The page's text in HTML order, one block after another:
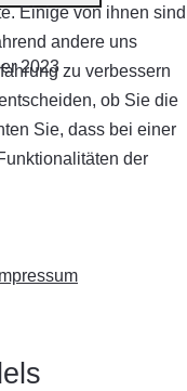
2023
Einige von ihnen sind
andere uns
zu verbessern
ob Sie die
Sie, dass bei einer
der
Impressum